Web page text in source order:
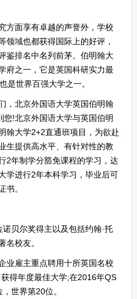
面享有卓越的声誉外，学校
领域也都获得国际上的好评，
鉴排名中名列前茅。伯明翰大
府之一，它是英国科研实力最
是世界百强大学之一。
北京外国语大学英国伯明翰
!北京外国语大学与英国伯明
翰大学2+2直通班项目，为欲赴
生提供高水平、有针对性的教
2年制学分豁免课程的学习，达
学进行2年本科学习，毕业后可
书。
贝尔奖得主以及包括约翰·托
名校友。
雇主重点聘用十所英国名校
得年度最佳大学;在2016年QS
世界第20位。